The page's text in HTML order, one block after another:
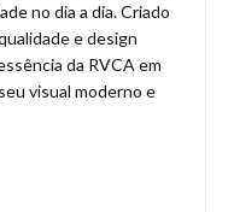
no dia a dia. Criado
e design
da RVCA em
visual moderno e